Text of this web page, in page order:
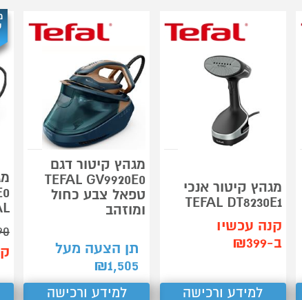
מגהץ קיטור אנכי
TEFAL DT8230E1
קנה עכשיו
ב-₪399
למידע ורכישה
מגהץ קיטור דגם
TEFAL GV9920E0
טפאל צבע כחול
ומוזהב
תן הצעה מעל
1,505
₪
למידע ורכישה